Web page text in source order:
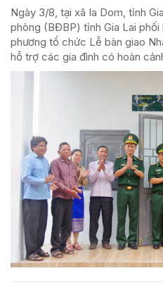
Ngày 3/8, tại xã Ia Dom, tỉnh
phòng (BĐBP) tỉnh Gia Lai
phương tổ chức Lễ bàn giao
hỗ trợ các gia đình có hoàn